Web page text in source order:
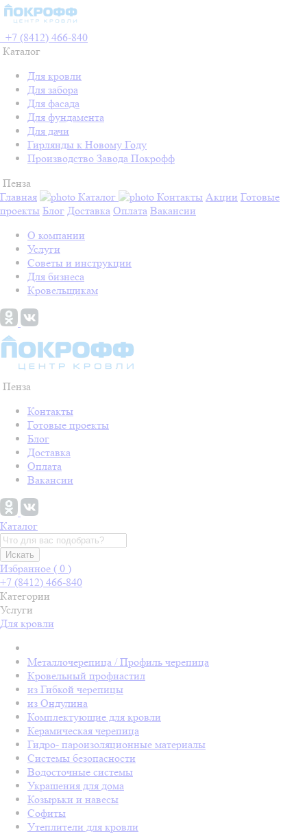
+7 (8412) 466-840
Каталог
Для кровли
Для забора
Для фасада
Для фундамента
Для дачи
Гирлянды к Новому Году
Производство Завода Покрофф
Пенза
Главная
Каталог Контакты Акции Готовые
проекты Блог Доставка Оплата Вакансии
О компании
Услуги
Советы и инструкции
Для бизнеса
Кровельщикам
Пенза
Контакты
Готовые проекты
Блог
Доставка
Оплата
Вакансии
Каталог
Искать
Избранное ( 0 )
+7 (8412) 466-840
Категории
Услуги
Для кровли
Металлочерепица / Профиль черепица
Кровельный профнастил
из Гибкой черепицы
из Ондулина
Комплектующие для кровли
Керамическая черепица
Гидро- пароизоляционные материалы
Системы безопасности
Водосточные системы
Украшения для дома
Козырьки и навесы
Софиты
Утеплители для кровли